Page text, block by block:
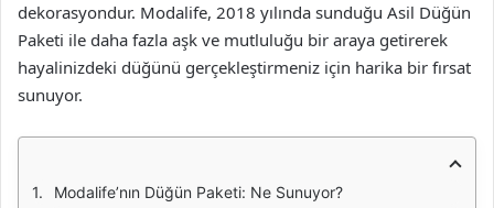
dekorasyondur. Modalife, 2018 yılında sunduğu Asil Düğün
Paketi ile daha fazla aşk ve mutluluğu bir araya getirerek
hayalinizdeki düğünü gerçekleştirmeniz için harika bir fırsat
sunuyor.
Modalife’nın Düğün Paketi: Ne Sunuyor?